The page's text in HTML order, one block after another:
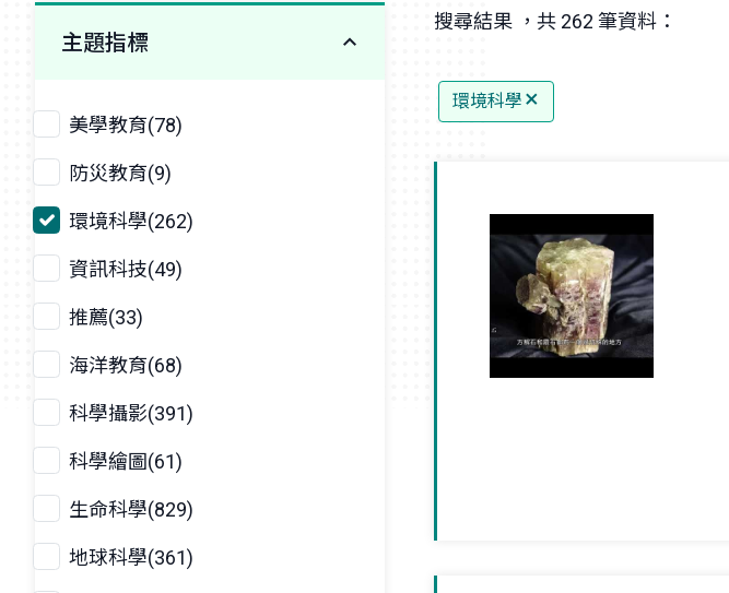
主題指標
美學教育(78)
防災教育(9)
環境科學(262)
資訊科技(49)
推薦(33)
海洋教育(68)
科學攝影(391)
科學繪圖(61)
生命科學(829)
地球科學(361)
搜尋結果 ，共 262 筆資料：
環境科學